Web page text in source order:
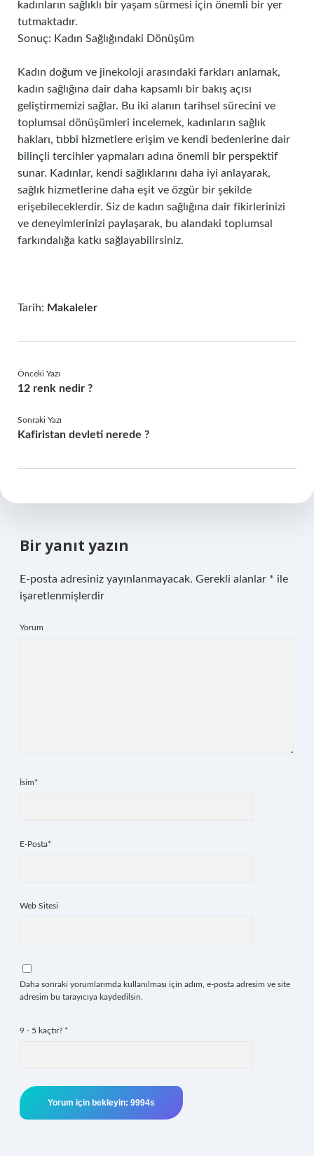
kadınların sağlıklı bir yaşam sürmesi için önemli bir yer
tutmaktadır.
Sonuç: Kadın Sağlığındaki Dönüşüm
Kadın doğum ve jinekoloji arasındaki farkları anlamak,
kadın sağlığına dair daha kapsamlı bir bakış açısı
geliştirmemizi sağlar. Bu iki alanın tarihsel sürecini ve
toplumsal dönüşümleri incelemek, kadınların sağlık
hakları, tıbbi hizmetlere erişim ve kendi bedenlerine dair
bilinçli tercihler yapmaları adına önemli bir perspektif
sunar. Kadınlar, kendi sağlıklarını daha iyi anlayarak,
sağlık hizmetlerine daha eşit ve özgür bir şekilde
erişebileceklerdir. Siz de kadın sağlığına dair fikirlerinizi
ve deneyimlerinizi paylaşarak, bu alandaki toplumsal
farkındalığa katkı sağlayabilirsiniz.
Tarih: Makaleler
Önceki Yazı
12 renk nedir ?
Sonraki Yazı
Kafiristan devleti nerede ?
Bir yanıt yazın
E-posta adresiniz yayınlanmayacak. Gerekli alanlar * ile
işaretlenmişlerdir
Yorum
İsim*
E-Posta*
Web Sitesi
Daha sonraki yorumlarımda kullanılması için adım, e-posta adresim ve site
adresim bu tarayıcıya kaydedilsin.
9 - 5 kaçtır? *